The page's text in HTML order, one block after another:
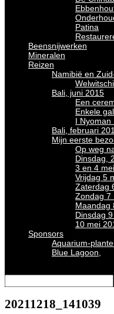
Patina
Beensnijwerken
Mineralen
Reizen
Namibië en
Bali, juni 2015
Een
Enkele
I Nyoman
Bali, februari
Mijn eerste
Op weg
Dinsdag,
3 en 4
Vrijdag 5
Zaterdag
Zondag 7
Maandag
Dinsdag
10 mei
Sponsors
Aquarium-
Blue Lagoon,
20211218_141039